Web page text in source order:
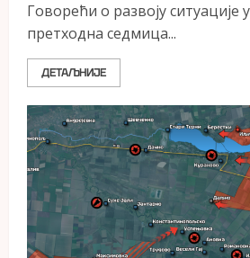
Говорећи о развоју ситуације
претходна седмица...
ДЕТАЉНИЈЕ